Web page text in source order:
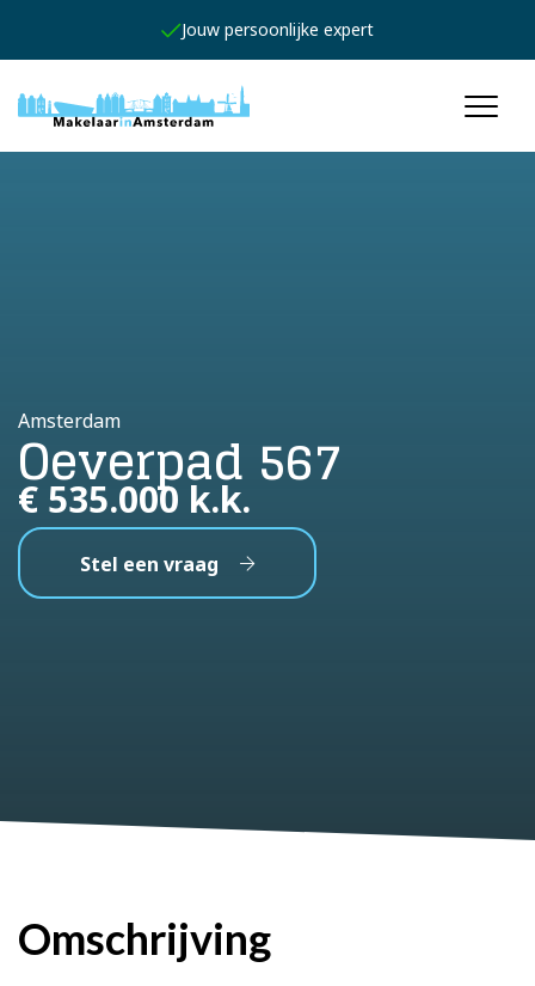
Jouw persoonlijke expert
Amsterdam
Oeverpad 567
€ 535.000 k.k.
Stel een vraag
Omschrijving